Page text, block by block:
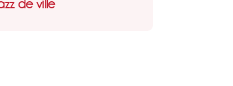
de ville